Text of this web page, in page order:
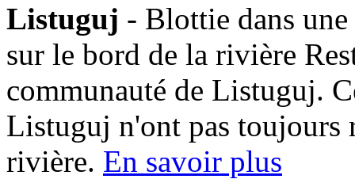
Listuguj - Blottie dans une
sur le bord de la rivière
communauté de Listuguj.
Listuguj n'ont pas toujours
rivière. En savoir plus